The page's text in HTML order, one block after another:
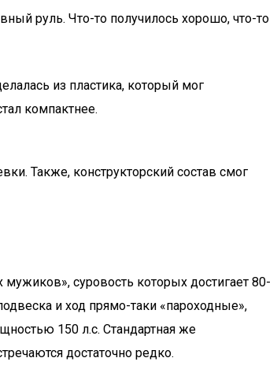
руль. Что-то получилось хорошо, что-то
из пластика, который мог
компактнее.
Также, конструкторский состав смог
суровость которых достигает 80-
и ход прямо-таки «пароходные»,
150 л.с. Стандартная же
достаточно редко.